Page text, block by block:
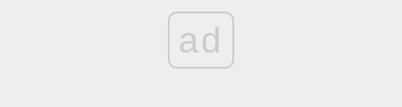
ad